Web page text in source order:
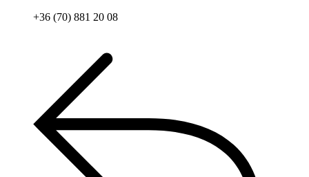
+36 (70) 881 20 08